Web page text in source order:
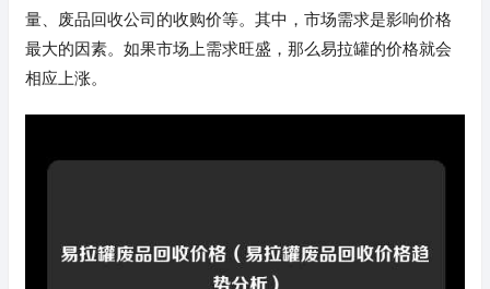
量、废品回收公司的收购价等。其中，市场需求是影响价格
最大的因素。如果市场上需求旺盛，那么易拉罐的价格就会
相应上涨。